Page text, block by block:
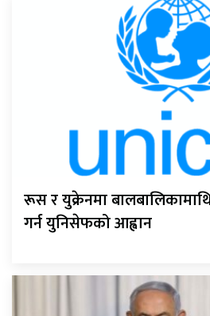
रूस र युक्रेनमा
गर्न युनिसेफको आह्वान